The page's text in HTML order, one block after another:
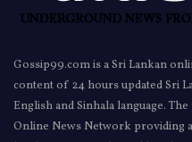
Gossip99.com is a Sri Lankan
content of 24 hours updated Sri
English and Sinhala language.
Online News Network providing